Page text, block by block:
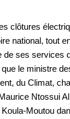
clôtures
national, tout
de ses services
le ministre
du Climat,
Ntossui
Moutou